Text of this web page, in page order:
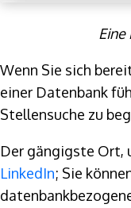
Eine
Wenn Sie sich
einer Datenbank
Stellensuche zu
Der gängigste Ort,
LinkedIn; Sie